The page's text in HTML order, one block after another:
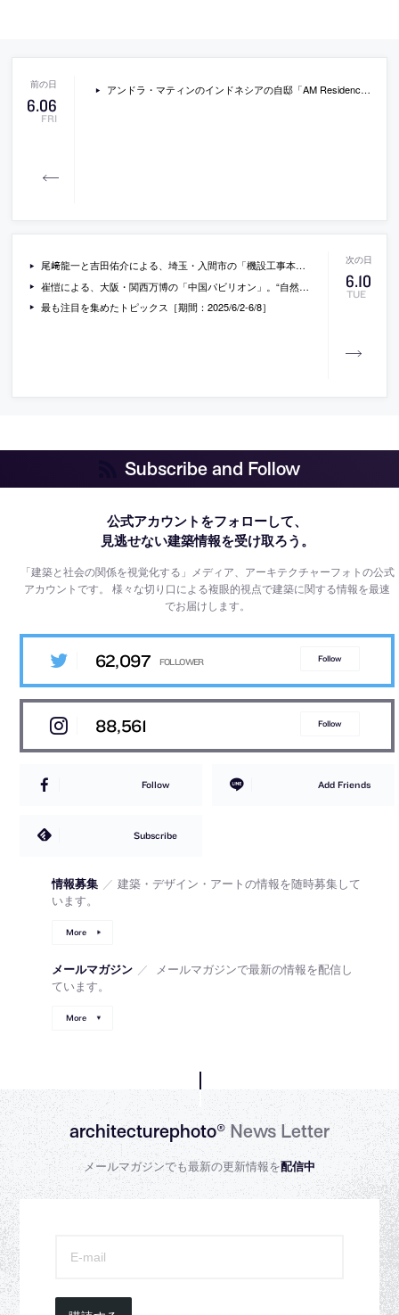
6.06
FRI
アンドラ・マティンのインドネシアの自邸「AM Residence」(2012年竣工) の動画。マティンによる各空間の解説も収録
6.10
TUE
尾﨑龍一と吉田佑介による、埼玉・入間市の「機設工事本社屋」。重量物の搬入や据付を行う企業の為に計画。現場のバックオフィスとしての社屋の在り方を追求し、“流動性の中に拠点性を見つける”ような空間を志向。部位のヒエラルキーや材料の象徴性を慎重に剥ぎ取り造り上げる
崔愷による、大阪・関西万博の「中国パビリオン」。“自然と共に生きるコミュニティの構築”をテーマとする施設。歴史と文明発展を伝える存在として、古代の知識の運び手“竹簡”から着想を得た建築を考案。細長い敷地を魅力的な庭園の様な展示ルートに変貌させる
最も注目を集めたトピックス［期間：2025/6/2-6/8］
Subscribe and Follow
公式アカウントをフォローして、
見逃せない建築情報を受け取ろう。
「建築と社会の関係を視覚化する」メディア、アーキテクチャーフォトの公式
アカウントです。様々な切り口による複眼的視点で建築に関する情報を最速
でお届けします。
62,097 Follow
88,561 Follow
Follow Add Friends
Subscribe
情報募集 ／ 建築・デザイン・アートの情報を随時募集して
います。
More
メールマガジン ／
メールマガジンで最新の情報を配信し
ています。
More
architecturephoto®News Letter
メールマガジンでも最新の更新情報を配信中